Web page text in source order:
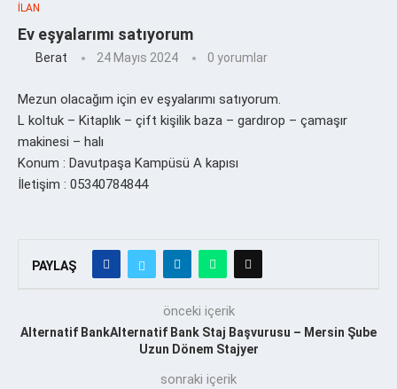
İLAN
Ev eşyalarımı satıyorum
Berat 24 Mayıs 2024 0 yorumlar
Mezun olacağım için ev eşyalarımı satıyorum.
L koltuk – Kitaplık – çift kişilik baza – gardırop – çamaşır
makinesi – halı
Konum : Davutpaşa Kampüsü A kapısı
İletişim : 05340784844
PAYLAŞ
önceki içerik
Alternatif BankAlternatif Bank Staj Başvurusu – Mersin Şube
Uzun Dönem Stajyer
sonraki içerik